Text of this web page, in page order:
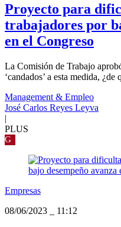
Proyecto para
trabajadores por
en el Congreso
La Comisión de Trabajo
‘candados’ a esta medida, ¿de
Management & Empleo
José Carlos Reyes Leyva
|
PLUS
G
Empresas
08/06/2023
11:12